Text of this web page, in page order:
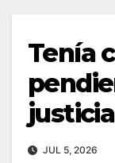
Tenía
JUL 5, 2026